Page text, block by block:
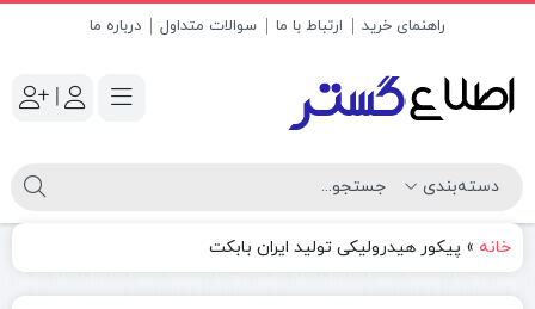
راهنمای خرید ارتباط با ما سوالات متداول درباره ما
|
خانه » پیکور هیدرولیکی تولید ایران بابکت